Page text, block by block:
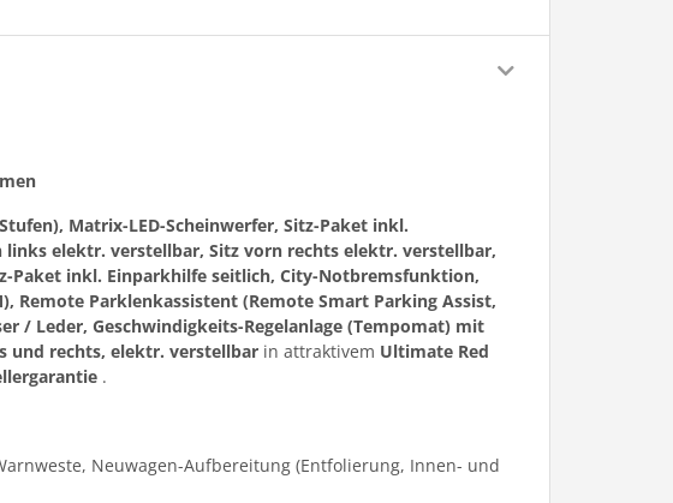
Matrix-LED-Scheinwerfer, Sitz-Paket inkl.
elektr. verstellbar, Sitz vorn rechts elektr. verstellbar,
Paket inkl. Einparkhilfe seitlich, City-Notbremsfunktion,
Remote Parklenkassistent (Remote Smart Parking Assist,
/ Leder, Geschwindigkeits-Regelanlage (Tempomat) mit
und rechts, elektr. verstellbar in attraktivem Ultimate Red
.
Neuwagen-Aufbereitung (Entfolierung, Innen- und